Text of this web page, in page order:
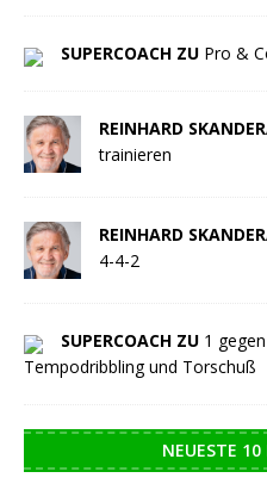
SUPERCOACH ZU Pro &
REINHARD
trainieren
REINHARD
4-4-2
SUPERCOACH ZU 1
Tempodribbling und Torschuß
NEUESTE